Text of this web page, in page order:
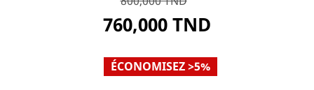
760,000 TND
ÉCONOMISEZ >5%